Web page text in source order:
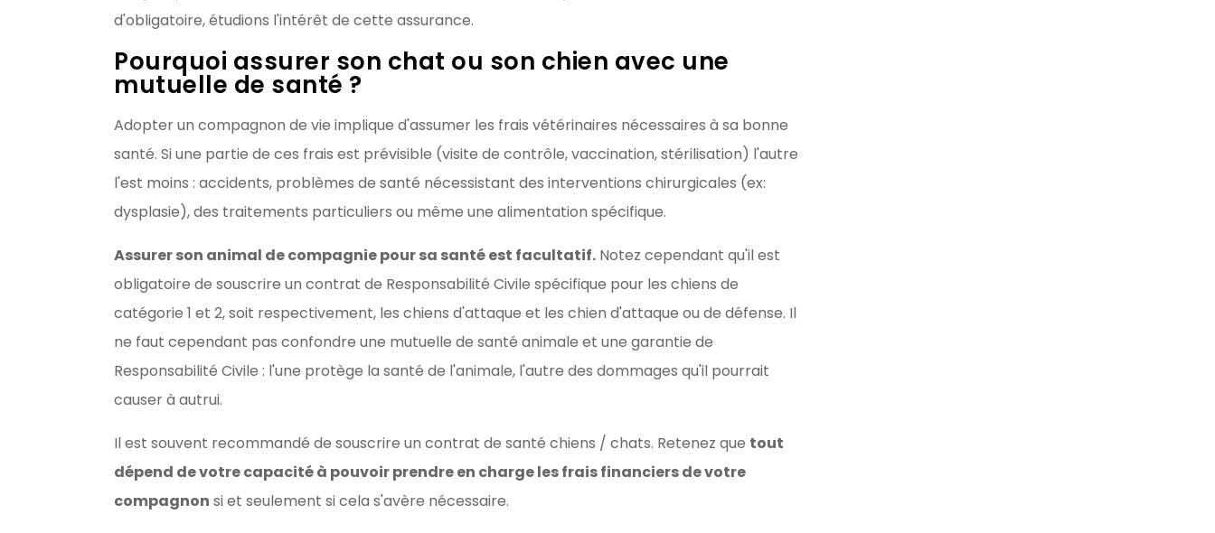
d'obligatoire, étudions l'intérêt de cette assurance.
Pourquoi assurer son chat ou son chien avec une
mutuelle de santé ?
Adopter un compagnon de vie implique d'assumer les frais vétérinaires nécessaires à sa bonne
santé. Si une partie de ces frais est prévisible (visite de contrôle, vaccination, stérilisation) l'autre
l'est moins : accidents, problèmes de santé nécessistant des interventions chirurgicales (ex:
dysplasie), des traitements particuliers ou même une alimentation spécifique.
Assurer son animal de compagnie pour sa santé est facultatif. Notez cependant qu'il est
obligatoire de souscrire un contrat de Responsabilité Civile spécifique pour les chiens de
catégorie 1 et 2, soit respectivement, les chiens d'attaque et les chien d'attaque ou de défense. Il
ne faut cependant pas confondre une mutuelle de santé animale et une garantie de
Responsabilité Civile : l'une protège la santé de l'animale, l'autre des dommages qu'il pourrait
causer à autrui.
Il est souvent recommandé de souscrire un contrat de santé chiens / chats. Retenez que tout
dépend de votre capacité à pouvoir prendre en charge les frais financiers de votre
compagnon si et seulement si cela s'avère nécessaire.